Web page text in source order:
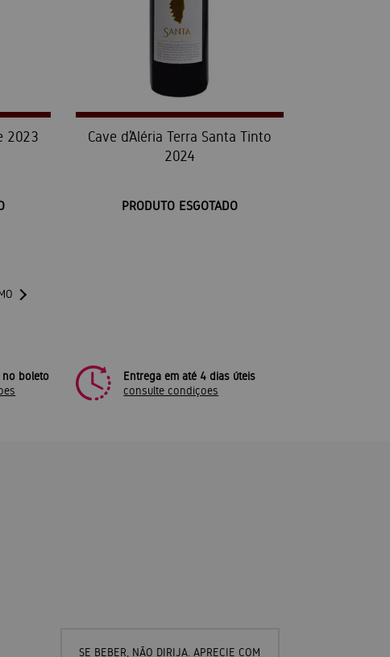
2023
Cave d’Aléria Terra Santa Tinto
2024
PRODUTO ESGOTADO
no boleto
Entrega em até 4 dias úteis
consulte condiçoes
SE BEBER, NÃO DIRIJA. APRECIE COM